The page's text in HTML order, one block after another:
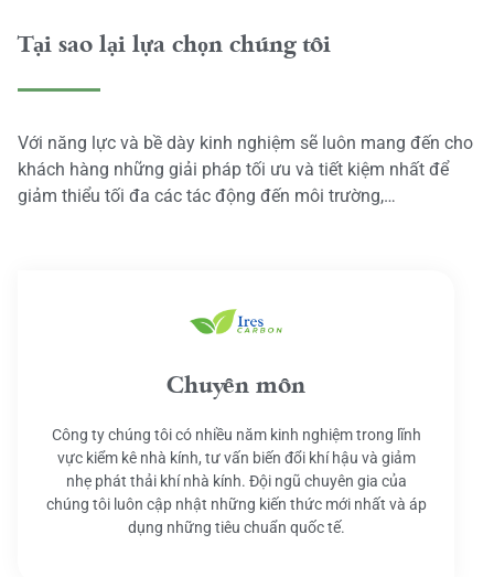
Tại sao lại lựa chọn chúng tôi
Với năng lực và bề dày kinh nghiệm sẽ luôn mang đến cho
khách hàng những giải pháp tối ưu và tiết kiệm nhất để
giảm thiểu tối đa các tác động đến môi trường,…
Chuyên môn
Công ty chúng tôi có nhiều năm kinh nghiệm trong lĩnh
vực kiểm kê nhà kính, tư vấn biến đổi khí hậu và giảm
nhẹ phát thải khí nhà kính. Đội ngũ chuyên gia của
chúng tôi luôn cập nhật những kiến thức mới nhất và áp
dụng những tiêu chuẩn quốc tế.